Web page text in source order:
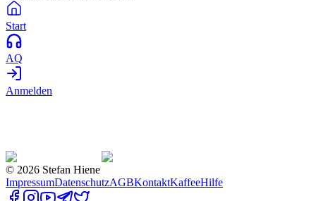
Start
AQ
Anmelden
© 2026 Stefan Hiene
ImpressumDatenschutzAGBKontaktKaffeeHilfe